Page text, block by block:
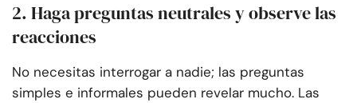
2. Haga preguntas neutrales y observe las
reacciones
No necesitas interrogar a nadie; las preguntas
simples e informales pueden revelar mucho. Las